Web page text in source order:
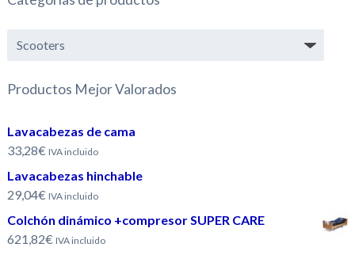
Productos Mejor Valorados
Lavacabezas de cama
33,28€ IVA incluido
Lavacabezas hinchable
29,04€ IVA incluido
Colchón dinámico +compresor SUPER CARE
621,82€ IVA incluido